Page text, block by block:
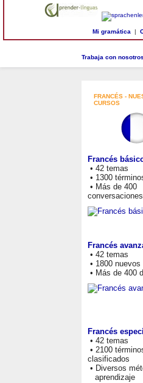
Mi gramática|
Trabaja con nosotros
FRANCÉS -
CURSOS
Francés
• 42 temas
• 1300
• Más de 400
conversaciones
Francés
• 42 temas
• 1800 nuevos
• Más de 400
Francés
• 42 temas
• 2100
clasificados
• Diversos
aprendizaje